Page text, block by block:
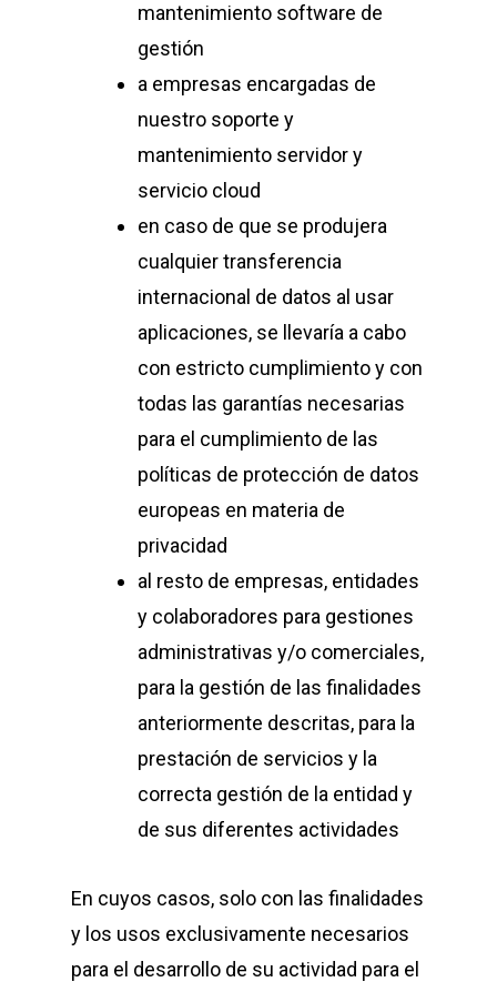
mantenimiento software de
gestión
a empresas encargadas de
nuestro soporte y
mantenimiento servidor y
servicio cloud
en caso de que se produjera
cualquier transferencia
internacional de datos al usar
aplicaciones, se llevaría a cabo
con estricto cumplimiento y con
todas las garantías necesarias
para el cumplimiento de las
políticas de protección de datos
europeas en materia de
privacidad
al resto de empresas, entidades
y colaboradores para gestiones
administrativas y/o comerciales,
para la gestión de las finalidades
anteriormente descritas, para la
prestación de servicios y la
correcta gestión de la entidad y
de sus diferentes actividades
En cuyos casos, solo con las finalidades
y los usos exclusivamente necesarios
para el desarrollo de su actividad para el